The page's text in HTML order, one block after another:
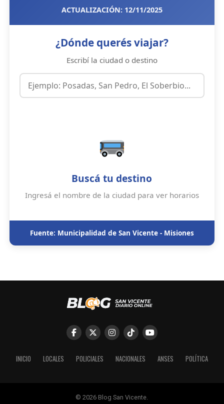
ACTUALIZACIÓN: 12/11/2025
¿Dónde querés viajar?
Escribí la ciudad o destino
Buscá tu destino
Ingresá el nombre de la ciudad para ver horarios
Fuente: Municipalidad de San Vicente - Misiones
INICIO LOCALES POLICIALES NACIONALES ANSES POLÍTICA
© 2026 Blog San Vicente.